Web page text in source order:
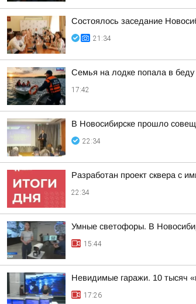
Состоялось заседание
21:34
Семья на лодке попала в
17:42
В Новосибирске прошло
22:34
Разработан проект сквера с
22:34
Умные светофоры. В
15:44
Невидимые гаражи. 10 тысяч
17:26